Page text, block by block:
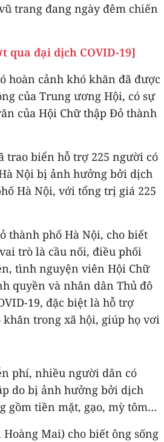
trang đang ngày đêm chiến
qua đại dịch COVID-19]
hoàn cảnh khó khăn đã được
của Trung ương Hội, có sự
của Hội Chữ thập Đỏ thành
trao biển hỗ trợ 225 người có
Nội bị ảnh hưởng bởi dịch
Hà Nội, với tổng trị giá 225
thành phố Hà Nội, cho biết
trò là cầu nối, điều phối
tình nguyện viên Hội Chữ
quyền và nhân dân Thủ đô
19, đặc biệt là hỗ trợ
trong xã hội, giúp họ vơi
phí, nhiều người dân có
do bị ảnh hưởng bởi dịch
gồm tiền mặt, gạo, mỳ tôm…
Mai) cho biết ông sống